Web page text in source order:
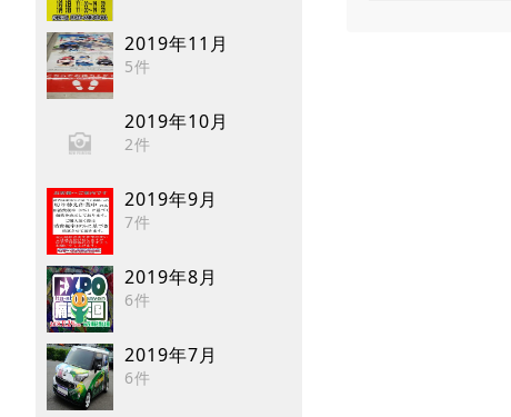
2019年11月
5件
2019年10月
2件
2019年9月
7件
2019年8月
6件
2019年7月
6件